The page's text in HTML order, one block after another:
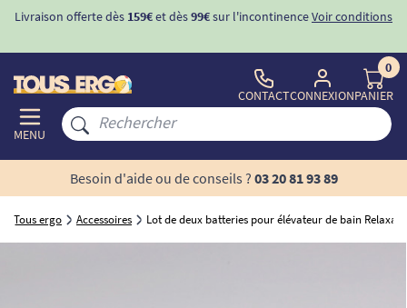
Livraison offerte dès 159€et dès99€sur l'incontinenceVoir conditions
MENU
CONTACTCONNEXION
0
PANIER
Besoin d'aide ou de conseils ? 03 20 81 93 89
Tous ergo Accessoires Lot de deux batteries pour élévateur de bain Relaxa